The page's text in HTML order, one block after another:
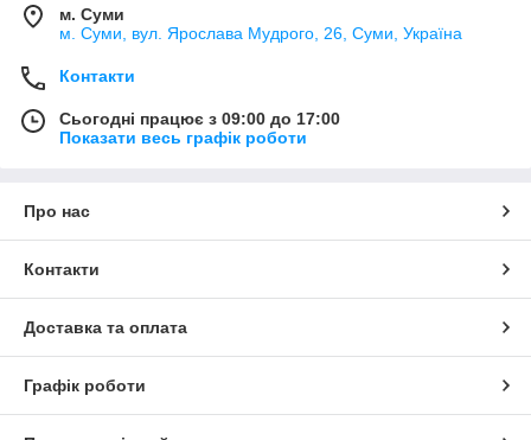
м. Суми
м. Суми, вул. Ярослава Мудрого, 26, Суми, Україна
Контакти
Сьогодні працює з 09:00 до 17:00
Показати весь графік роботи
Про нас
Контакти
Доставка та оплата
Графік роботи